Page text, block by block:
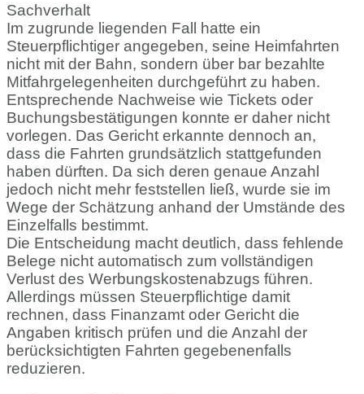
Sachverhalt
Im zugrunde liegenden Fall hatte ein
Steuerpflichtiger angegeben, seine Heimfahrten
nicht mit der Bahn, sondern über bar bezahlte
Mitfahrgelegenheiten durchgeführt zu haben.
Entsprechende Nachweise wie Tickets oder
Buchungsbestätigungen konnte er daher nicht
vorlegen. Das Gericht erkannte dennoch an,
dass die Fahrten grundsätzlich stattgefunden
haben dürften. Da sich deren genaue Anzahl
jedoch nicht mehr feststellen ließ, wurde sie im
Wege der Schätzung anhand der Umstände des
Einzelfalls bestimmt.
Die Entscheidung macht deutlich, dass fehlende
Belege nicht automatisch zum vollständigen
Verlust des Werbungskostenabzugs führen.
Allerdings müssen Steuerpflichtige damit
rechnen, dass Finanzamt oder Gericht die
Angaben kritisch prüfen und die Anzahl der
berücksichtigten Fahrten gegebenenfalls
reduzieren.